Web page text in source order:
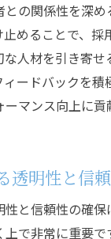
の関係性を深め
めることで、採
人材を引き寄せ
ードバックを積
マンス向上に
透明性と信
と信頼性の確
で非常に重要で